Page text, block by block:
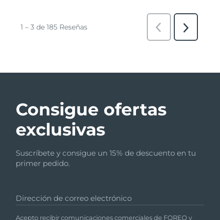
Consigue ofertas
exclusivas
Suscríbete y consigue un 15% de descuento en tu
primer pedido.
Dirección de correo electrónico
Acepto recibir comunicaciones comerciales de FOREO y